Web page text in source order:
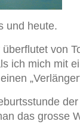
und heute.
von
ich mich mit
das grosse